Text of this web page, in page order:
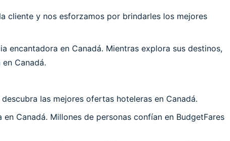
cliente y nos esforzamos por brindarles los mejores
encantadora en Canadá. Mientras explora sus destinos,
Canadá.
las mejores ofertas hoteleras en Canadá.
Canadá. Millones de personas confían en BudgetFares